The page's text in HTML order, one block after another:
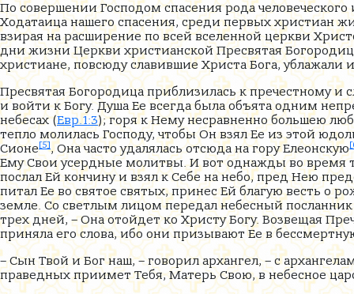
По совершении Господом спасения рода
Ходатаица нашего спасения, среди первых христиан
взирая на расширение по всей вселенной церкви
дни жизни Церкви христианской Пресвятая
христиане, повсюду славившие Христа Бога,
Пресвятая Богородица приблизилась к пречестному
и войти к Богу. Душа Ее всегда была объята одним
небесах (Евр.1:3); горя к Нему несравненно большею
тепло молилась Господу, чтобы Он взял Ее из этой
Сионе[5], Она часто удалялась отсюда на гору Елеонскую
Ему Свои усердные молитвы. И вот однажды во время
послал Ей кончину и взял к Себе на небо, пред Нею
питал Ее во святое святых, принес Ей благую весть о
земле. Со светлым лицом передал небесный
трех дней, – Она отойдет ко Христу Богу. Возвещая
приняла его слова, ибо они призывают Ее в
– Сын Твой и Бог наш, – говорил архангел, – с
праведных приимет Тебя, Матерь Свою, в небесное